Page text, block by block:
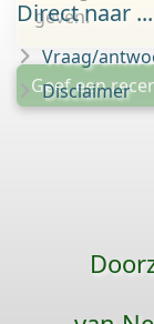
geven.
Geef een
Direct naar ...
Vraag/
Disclaimer